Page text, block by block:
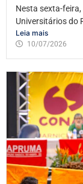
Nesta sexta-
Universitários do
Leia mais
10/07/2026